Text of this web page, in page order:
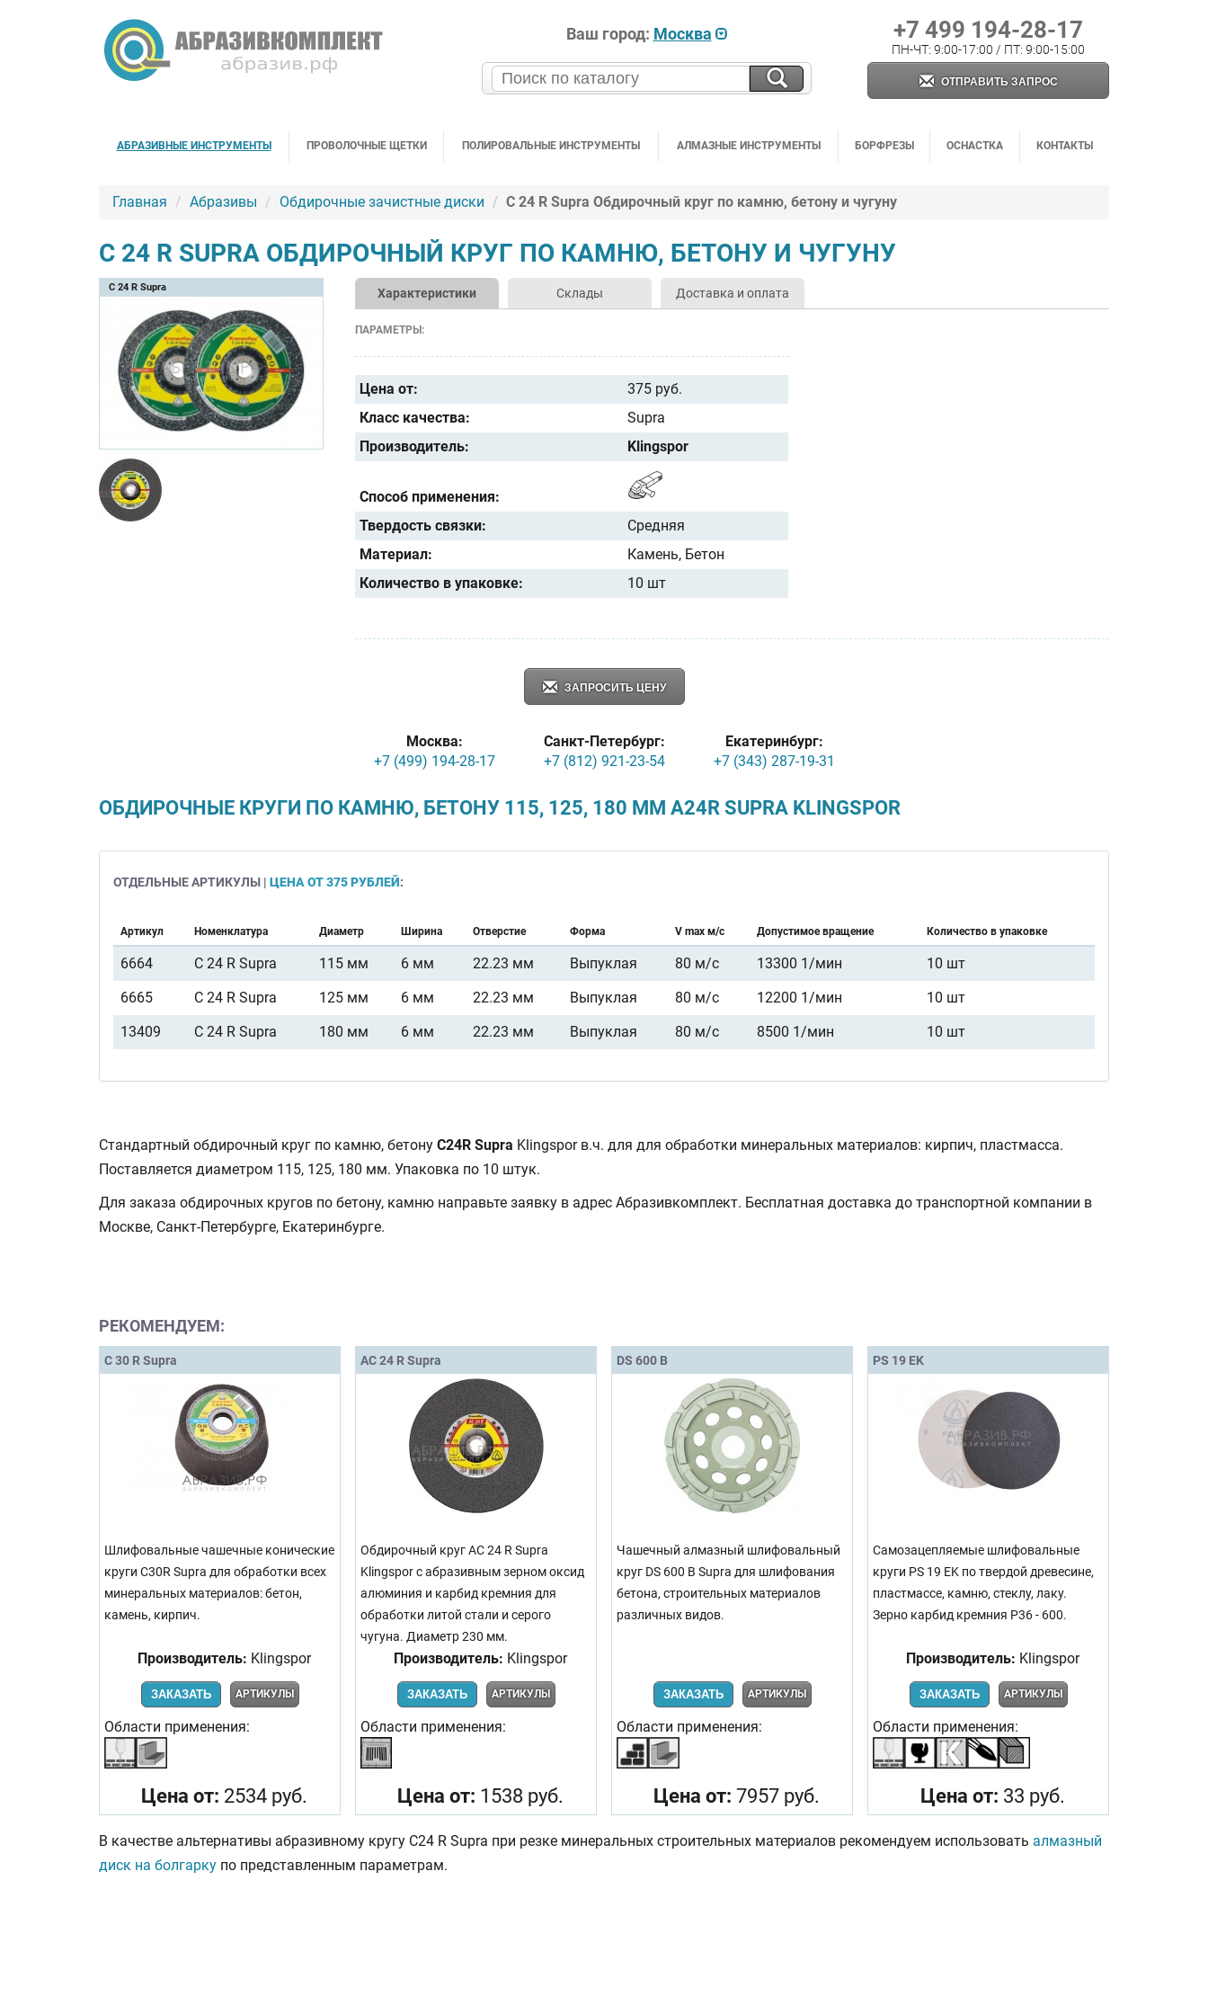
Ваш город: Москва +7 499 194-28-17
ПН-ЧТ: 9:00-17:00 / ПТ: 9:00-15:00
ОТПРАВИТЬ ЗАПРОС
АБРАЗИВНЫЕ ИНСТРУМЕНТЫ ПРОВОЛОЧНЫЕ ЩЕТКИ ПОЛИРОВАЛЬНЫЕ ИНСТРУМЕНТЫ АЛМАЗНЫЕ ИНСТРУМЕНТЫ БОРФРЕЗЫ ОСНАСТКА КОНТАКТЫ
Главная Абразивы Обдирочные зачистные диски C 24 R Supra Обдирочный круг по камню, бетону и чугуну
C 24 R SUPRA ОБДИРОЧНЫЙ КРУГ ПО КАМНЮ, БЕТОНУ И ЧУГУНУ
C 24 R Supra Характеристики Склады Доставка и оплата
ПАРАМЕТРЫ:
Цена от:
375 руб.
Класс качества:
Supra
Производитель:
Klingspor
Способ применения:
Твердость связки:
Средняя
Материал:
Камень, Бетон
Количество в упаковке:
10 шт
ЗАПРОСИТЬ ЦЕНУ
Москва:
+7 (499) 194-28-17
Санкт-Петербург:
+7 (812) 921-23-54
Екатеринбург:
+7 (343) 287-19-31
ОБДИРОЧНЫЕ КРУГИ ПО КАМНЮ, БЕТОНУ 115, 125, 180 ММ A24R SUPRA KLINGSPOR
ОТДЕЛЬНЫЕ АРТИКУЛЫ | ЦЕНА ОТ 375 РУБЛЕЙ:
Артикул Номенклатура Диаметр Ширина Отверстие Форма V max м/с Допустимое вращение Количество в упаковке
6664 C 24 R Supra 115 мм 6 мм 22.23 мм Выпуклая 80 м/с 13300 1/мин
10 шт
6665
C 24 R Supra 125 мм 6 мм 22.23 мм Выпуклая 80 м/с 12200 1/мин
10 шт
13409
C 24 R Supra 180 мм 6 мм 22.23 мм Выпуклая 80 м/с 8500 1/мин 10 шт
Стандартный обдирочный круг по камню, бетону C24R Supra Klingspor в.ч. для для обработки минеральных материалов: кирпич, пластмасса.
Поставляется диаметром 115, 125, 180 мм. Упаковка по 10 штук.
Для заказа обдирочных кругов по бетону, камню направьте заявку в адрес Абразивкомплект. Бесплатная доставка до транспортной компании в
Москве, Санкт-Петербурге, Екатеринбурге.
РЕКОМЕНДУЕМ:
C 30 R Supra
Шлифовальные чашечные конические
круги C30R Supra для обработки всех
минеральных материалов: бетон,
камень, кирпич.
Производитель: Klingspor
ЗАКАЗАТЬ АРТИКУЛЫ
Области применения:
Цена от: 2534 руб.
AC 24 R Supra
Обдирочный круг AC 24 R Supra
Klingspor с абразивным зерном оксид
алюминия и карбид кремния для
обработки литой стали и серого
чугуна. Диаметр 230 мм.
Производитель: Klingspor
ЗАКАЗАТЬ АРТИКУЛЫ
Области применения:
Цена от: 1538 руб.
DS 600 B
Чашечный алмазный шлифовальный
круг DS 600 B Supra для шлифования
бетона, строительных материалов
различных видов.
ЗАКАЗАТЬ АРТИКУЛЫ
Области применения:
Цена от: 7957 руб.
PS 19 EK
Самозацепляемые шлифовальные
круги PS 19 EK по твердой древесине,
пластмассе, камню, стеклу, лаку.
Зерно карбид кремния Р36 - 600.
Производитель: Klingspor
ЗАКАЗАТЬ АРТИКУЛЫ
Области применения:
Цена от: 33 руб.
В качестве альтернативы абразивному кругу C24 R Supra при резке минеральных строительных материалов рекомендуем использовать алмазный
диск на болгарку по представленным параметрам.